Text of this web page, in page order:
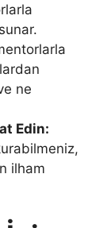
ne
Edin:
ilham